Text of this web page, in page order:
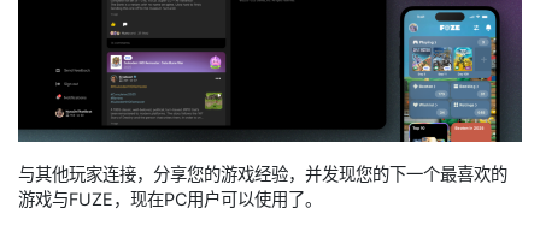
与其他玩家连接，分享您的游戏经验，并发现您的下一个最喜欢的
游戏与FUZE，现在PC用户可以使用了。